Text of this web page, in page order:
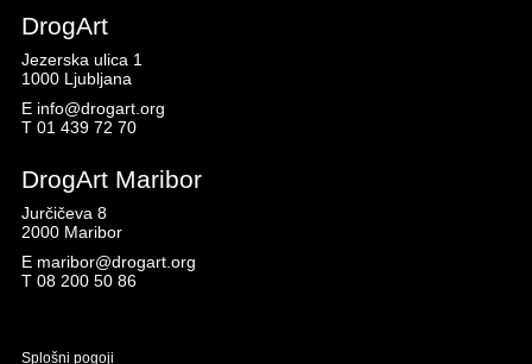
DrogArt
Jezerska ulica 1
1000 Ljubljana
E info@drogart.org
T 01 439 72 70
DrogArt Maribor
Jurčičeva 8
2000 Maribor
E maribor@drogart.org
T 08 200 50 86
Splošni pogoji